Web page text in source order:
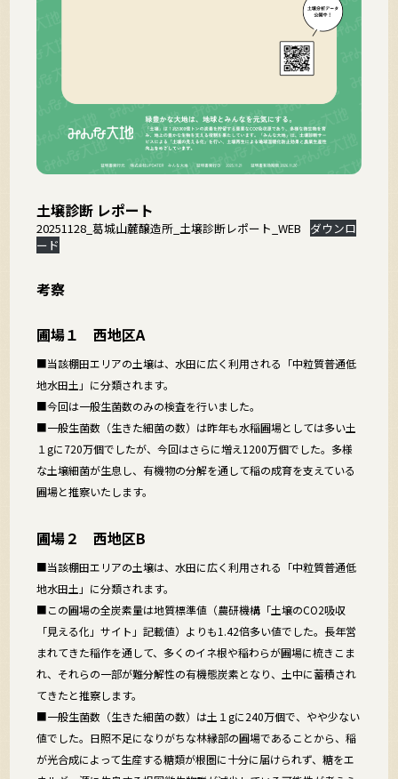
土壌診断 レポート
20251128_葛城山麓醸造所_土壌診断レポート_WEB
ダウンロ
ード
考察
圃場１ 西地区A
■当該棚田エリアの土壌は、水田に広く利用される「中粒質普通低
地水田土」に分類されます。
■今回は一般生菌数のみの検査を行いました。
■一般生菌数（生きた細菌の数）は昨年も水稲圃場としては多い土
１gに720万個でしたが、今回はさらに増え1200万個でした。多様
な土壌細菌が生息し、有機物の分解を通して稲の成育を支えている
圃場と推察いたします。
圃場２ 西地区B
■当該棚田エリアの土壌は、水田に広く利用される「中粒質普通低
地水田土」に分類されます。
■この圃場の全炭素量は地質標準値（農研機構「土壌のCO2吸収
「見える化」サイト」記載値）よりも1.42倍多い値でした。長年営
まれてきた稲作を通して、多くのイネ根や稲わらが圃場に梳きこま
れ、それらの一部が難分解性の有機態炭素となり、土中に蓄積され
てきたと推察します。
■一般生菌数（生きた細菌の数）は土１gに240万個で、やや少ない
値でした。日照不足になりがちな林縁部の圃場であることから、稲
が光合成によって生産する糖類が根圏に十分に届けられず、糖をエ